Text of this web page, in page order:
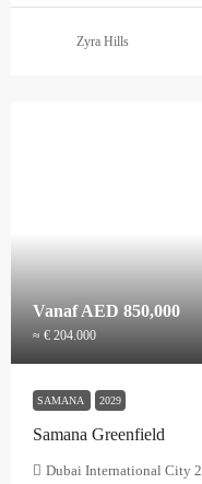
Zyra Hills
VanafAED 850,000
≈ € 204.000
SAMANA 2029
Samana Greenfield
Dubai International City 2